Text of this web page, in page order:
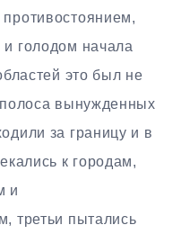
голодом начала
это был не
вынужденных
за границу и в
к городам,
и
третьи пытались